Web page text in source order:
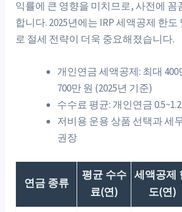
익률에 큰 영향을 미치므로, 사전에 꼼
합니다. 2025년에는 IRP 세액공제 한
로 절세 전략이 더욱 중요해졌습니다.
개인연금 세액공제: 최대 400
700만 원 (2025년 기준)
수수료 평균: 개인연금
저비용 운용 상품 선택과 세
권장
연금 종류
평균 수수
료(연)
세액공제
도(연)